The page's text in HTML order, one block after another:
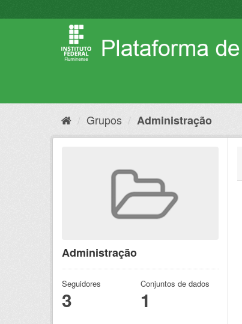
para
Grupos Administração
Administração
Seguidores
3
Conjuntos de dados
1